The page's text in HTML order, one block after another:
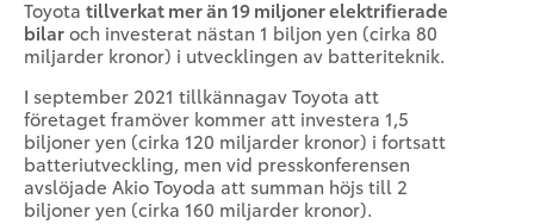
Toyota tillverkat mer än 19 miljoner elektrifierade
bilaroch investerat nästan 1 biljon yen (cirka 80
miljarder kronor) i utvecklingen av batteriteknik.
I september 2021 tillkännagav Toyota att
företaget framöver kommer att investera 1,5
biljoner yen (cirka 120 miljarder kronor) i fortsatt
batteriutveckling, men vid presskonferensen
avslöjade Akio Toyoda att summan höjs till 2
biljoner yen (cirka 160 miljarder kronor).